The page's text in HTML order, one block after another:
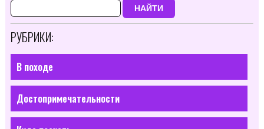
НАЙТИ
РУБРИКИ:
В походе
Достопримечательности